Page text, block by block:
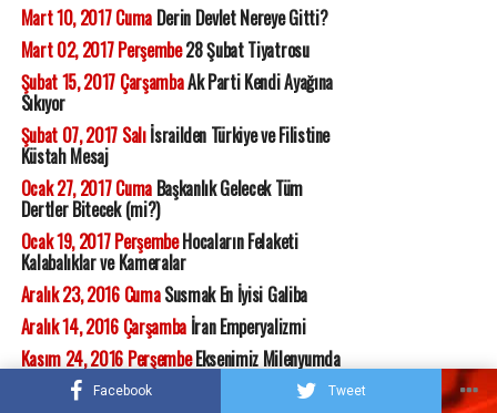
Facebook Tweet
Mart 10, 2017 CumaDerin Devlet Nereye Gitti?
Mart 02, 2017 Perşembe28 Şubat Tiyatrosu
Şubat 15, 2017 ÇarşambaAk Parti Kendi Ayağına
Sıkıyor
Şubat 07, 2017 Salıİsrailden Türkiye ve Filistine
Küstah Mesaj
Ocak 27, 2017 CumaBaşkanlık Gelecek Tüm
Dertler Bitecek (mi?)
Ocak 19, 2017 PerşembeHocaların Felaketi
Kalabalıklar ve Kameralar
Aralık 23, 2016 CumaSusmak En İyisi Galiba
Aralık 14, 2016 Çarşambaİran Emperyalizmi
Kasım 24, 2016 PerşembeEksenimiz Milenyumda